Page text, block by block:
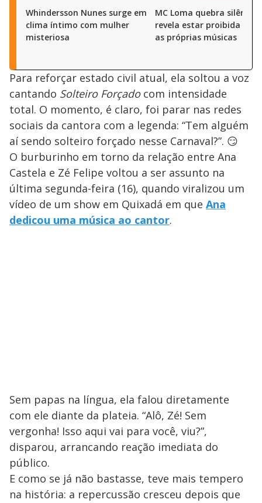
Whindersson Nunes surge em
clima íntimo com mulher
misteriosa
MC Loma quebra silêncio
revela estar proibida de
as próprias músicas
Para reforçar estado civil atual, ela soltou a voz
cantando Solteiro Forçadocom intensidade
total. O momento, é claro, foi parar nas redes
sociais da cantora com a legenda: “Tem alguém
aí sendo solteiro forçado nesse Carnaval?”. 😏
O burburinho em torno da relação entre Ana
Castela e Zé Felipe voltou a ser assunto na
última segunda-feira (16), quando viralizou um
vídeo de um show em Quixadá em que Ana
dedicou uma música ao cantor.
Sem papas na língua, ela falou diretamente
com ele diante da plateia. “Alô, Zé! Sem
vergonha! Isso aqui vai para você, viu?”,
disparou, arrancando reação imediata do
público.
E como se já não bastasse, teve mais tempero
na história: a repercussão cresceu depois que